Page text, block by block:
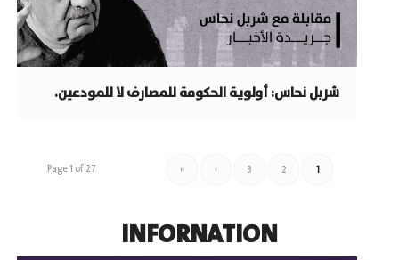
شربل نحاس: أولوية الحكومة للمصارف لا للمودعين.
Page 1 of 27 1
2
3
›
»
INFORNATION